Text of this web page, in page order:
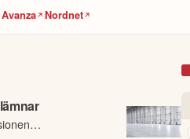
andra förbättringsförslag i
Avanza Nordnet